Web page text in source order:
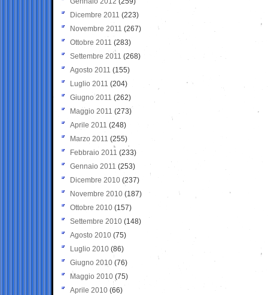
Dicembre 2011 (223)
Novembre 2011 (267)
Ottobre 2011 (283)
Settembre 2011 (268)
Agosto 2011 (155)
Luglio 2011 (204)
Giugno 2011 (262)
Maggio 2011 (273)
Aprile 2011 (248)
Marzo 2011 (255)
Febbraio 2011 (233)
Gennaio 2011 (253)
Dicembre 2010 (237)
Novembre 2010 (187)
Ottobre 2010 (157)
Settembre 2010 (148)
Agosto 2010 (75)
Luglio 2010 (86)
Giugno 2010 (76)
Maggio 2010 (75)
Aprile 2010 (66)